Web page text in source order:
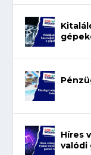
Híres
valódi